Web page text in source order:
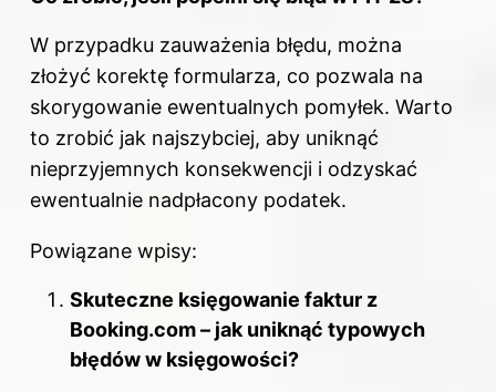
W przypadku zauważenia błędu, można
złożyć korektę formularza, co pozwala na
skorygowanie ewentualnych pomyłek. Warto
to zrobić jak najszybciej, aby uniknąć
nieprzyjemnych konsekwencji i odzyskać
ewentualnie nadpłacony podatek.
Powiązane wpisy:
Skuteczne księgowanie faktur z
Booking.com – jak uniknąć typowych
błędów w księgowości?